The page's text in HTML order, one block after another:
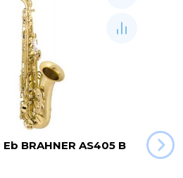
BRAHNER AS405 B